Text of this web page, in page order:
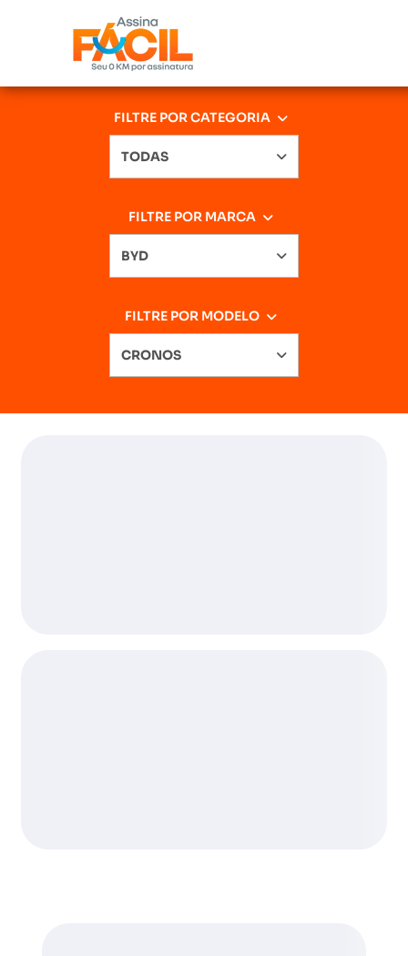
FILTRE POR CATEGORIA
TODAS
FILTRE POR MARCA
BYD
FILTRE POR MODELO
CRONOS